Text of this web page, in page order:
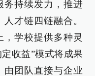
务持续发力，推进
才链四链融合。
学校提供多种灵
收益”模式将成果
由团队直接与企业